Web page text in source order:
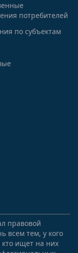
потребителей
по субъектам
правовой
всем тем, у кого
ищет на них